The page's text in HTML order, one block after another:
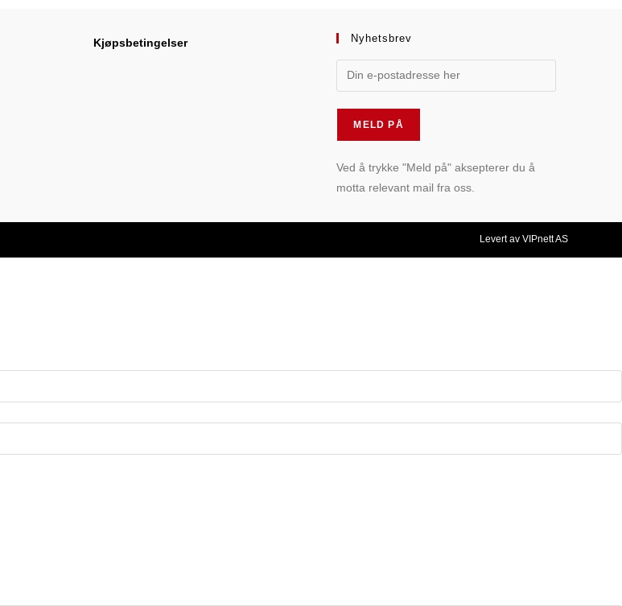
Kjøpsbetingelser Nyhetsbrev
Ved å trykke "Meld på" aksepterer du å
motta relevant mail fra oss.
Levert av VIPnett AS